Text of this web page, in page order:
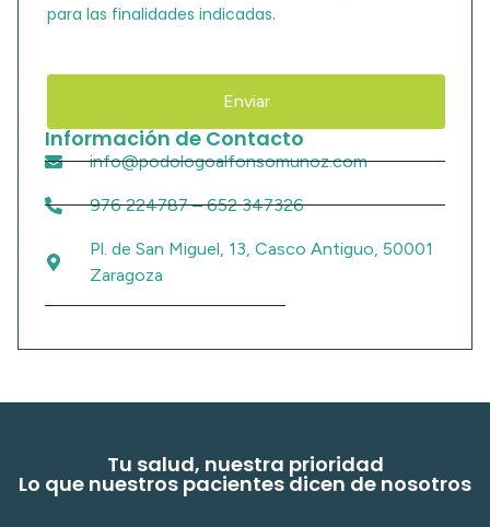
para las finalidades indicadas.
Enviar
Información de Contacto
info@podologoalfonsomunoz.com
976 224787 – 652 347326
Pl. de San Miguel, 13, Casco Antiguo, 50001
Zaragoza
Tu salud, nuestra prioridad
Lo que nuestros pacientes dicen de nosotros